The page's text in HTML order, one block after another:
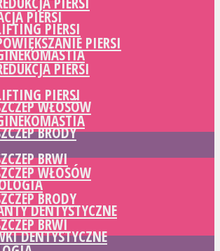
PIERSI
WŁOSÓW
BRODY
BRWI
DENTYSTYCZNE
DENTYSTYCZNE
PIERSI
PIERSI
PIERSI
PIERSI
WŁOSÓW
BRODY
BRWI